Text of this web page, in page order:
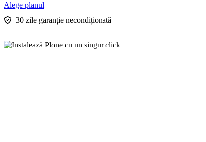
Alege planul
30 zile garanție necondiționată